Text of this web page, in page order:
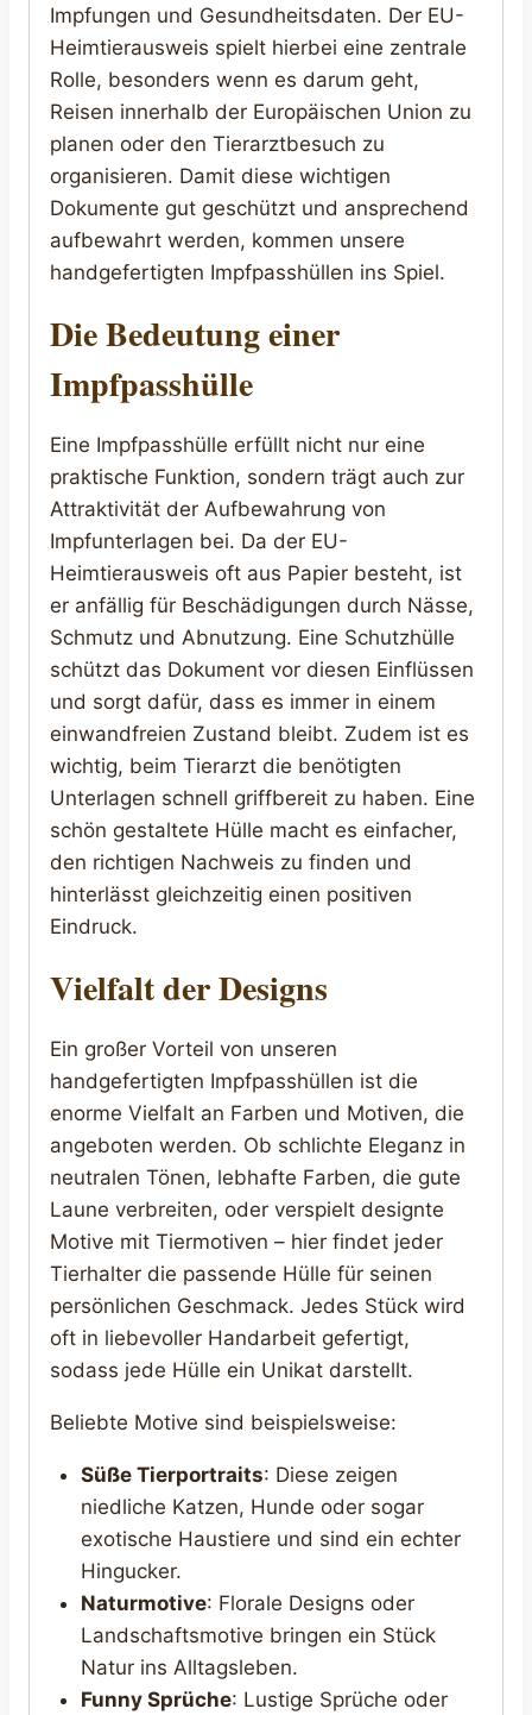
Impfungen und Gesundheitsdaten. Der EU-
Heimtierausweis spielt hierbei eine zentrale
Rolle, besonders wenn es darum geht,
Reisen innerhalb der Europäischen Union zu
planen oder den Tierarztbesuch zu
organisieren. Damit diese wichtigen
Dokumente gut geschützt und ansprechend
aufbewahrt werden, kommen unsere
handgefertigten Impfpasshüllen ins Spiel.
Die Bedeutung einer
Impfpasshülle
Eine Impfpasshülle erfüllt nicht nur eine
praktische Funktion, sondern trägt auch zur
Attraktivität der Aufbewahrung von
Impfunterlagen bei. Da der EU-
Heimtierausweis oft aus Papier besteht, ist
er anfällig für Beschädigungen durch Nässe,
Schmutz und Abnutzung. Eine Schutzhülle
schützt das Dokument vor diesen Einflüssen
und sorgt dafür, dass es immer in einem
einwandfreien Zustand bleibt. Zudem ist es
wichtig, beim Tierarzt die benötigten
Unterlagen schnell griffbereit zu haben. Eine
schön gestaltete Hülle macht es einfacher,
den richtigen Nachweis zu finden und
hinterlässt gleichzeitig einen positiven
Eindruck.
Vielfalt der Designs
Ein großer Vorteil von unseren
handgefertigten Impfpasshüllen ist die
enorme Vielfalt an Farben und Motiven, die
angeboten werden. Ob schlichte Eleganz in
neutralen Tönen, lebhafte Farben, die gute
Laune verbreiten, oder verspielt designte
Motive mit Tiermotiven – hier findet jeder
Tierhalter die passende Hülle für seinen
persönlichen Geschmack. Jedes Stück wird
oft in liebevoller Handarbeit gefertigt,
sodass jede Hülle ein Unikat darstellt.
Beliebte Motive sind beispielsweise:
Süße Tierportraits: Diese zeigen
niedliche Katzen, Hunde oder sogar
exotische Haustiere und sind ein echter
Hingucker.
Naturmotive: Florale Designs oder
Landschaftsmotive bringen ein Stück
Natur ins Alltagsleben.
Funny Sprüche: Lustige Sprüche oder